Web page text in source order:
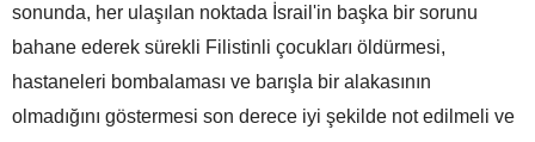
sonunda, her ulaşılan noktada İsrail'in başka bir sorunu
bahane ederek sürekli Filistinli çocukları öldürmesi,
hastaneleri bombalaması ve barışla bir alakasının
olmadığını göstermesi son derece iyi şekilde not edilmeli ve